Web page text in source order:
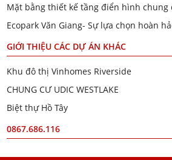
Mặt bằng thiết kế tầng điển hình chung
Ecopark Văn Giang- Sự lựa chọn hoàn
GIỚI THIỆU CÁC DỰ ÁN KHÁC
Khu đô thị Vinhomes Riverside
CHUNG CƯ UDIC WESTLAKE
Biệt thự Hồ Tây
0867.686.116